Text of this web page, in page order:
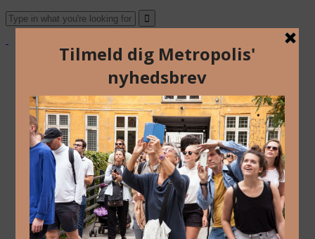
Blog
Arkiv
Nyhedsbrev
Kalender
Kontakt
Dansk
English
Om Os
Blog